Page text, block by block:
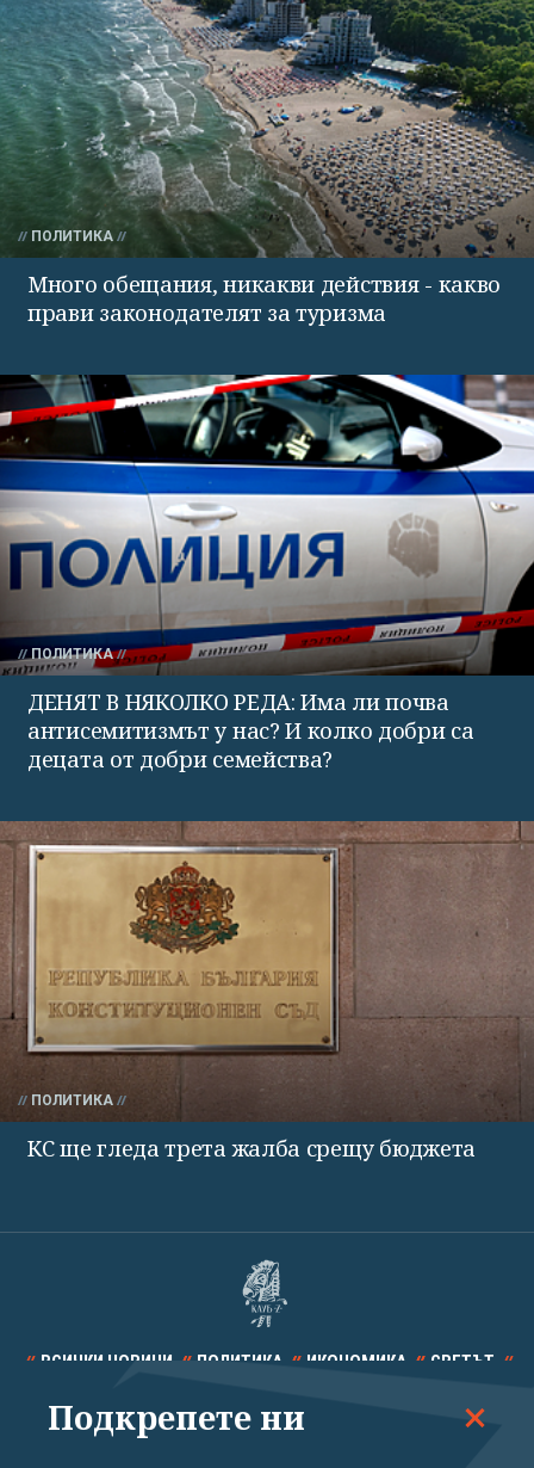
ПОЛИТИКА
Много обещания, никакви действия - какво
прави законодателят за туризма
ПОЛИТИКА
ДЕНЯТ В НЯКОЛКО РЕДА: Има ли почва
антисемитизмът у нас? И колко добри са
децата от добри семейства?
ПОЛИТИКА
КС ще гледа трета жалба срещу бюджета
ВСИЧКИ НОВИНИ ПОЛИТИКА ИКОНОМИКА СВЕТЪТ
СПОРТ КУЛТУРА ТЕХНОЛОГИИ КАЛЕЙДОСКОП
Подкрепете ни